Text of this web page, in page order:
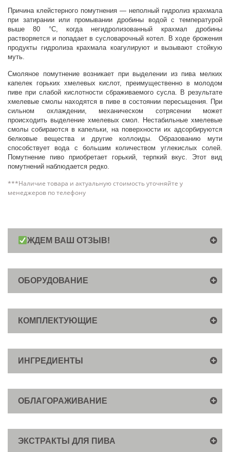
Причина клейстерного помутнения — неполный гидролиз крахмала
при затирании или промывании дробины водой с температурой
выше 80 °С, когда негидролизованный крахмал дробины
растворяется и попадает в сусловарочный котел. В ходе брожения
продукты гидролиза крахмала коагулируют и вызывают стойкую
муть.
Смоляное помутнение возникает при выделении из пива мелких
капелек горьких хмелевых кислот, преимущественно в молодом
пиве при слабой кислотности сбраживаемого сусла. В результате
хмелевые смолы находятся в пиве в состоянии пересыщения. При
сильном охлаждении, механическом сотрясении может
происходить выделение хмелевых смол. Нестабильные хмелевые
смолы собираются в капельки, на поверхности их адсорбируются
белковые вещества и другие коллоиды. Образованию мути
способствует вода с большим количеством углекислых солей.
Помутнение пиво приобретает горький, терпкий вкус. Этот вид
помутнений наблюдается редко.
***Наличие товара и актуальную стоимость уточняйте у
менеджеров по телефону
ЖДЕМ ВАШ ОТЗЫВ!
ОБОРУДОВАНИЕ
КОМПЛЕКТУЮЩИЕ
ИНГРЕДИЕНТЫ
ОБЛАГОРАЖИВАНИЕ
ЭКСТРАКТЫ ДЛЯ ПИВА